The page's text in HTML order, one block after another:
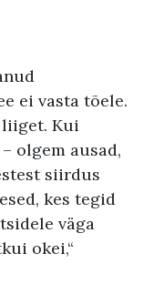
ei vasta tõele.
liiget. Kui
olgem ausad,
siirdus
kes tegid
väga
okei,“